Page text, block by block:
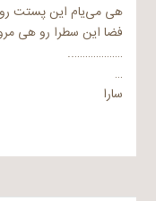
هی می‌یام این پستت
فضا این سطرا رو هی
………………..
…
سارا